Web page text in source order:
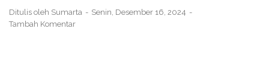
Ditulis oleh Sumarta
Senin, Desember 16, 2024
Tambah Komentar